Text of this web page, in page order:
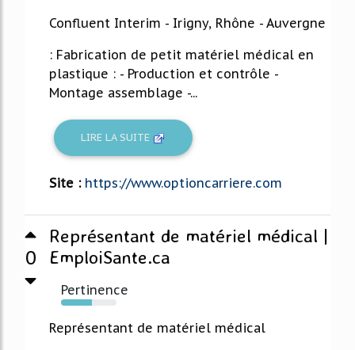
Confluent Interim - Irigny, Rhône - Auvergne
: Fabrication de petit matériel médical en
plastique : - Production et contrôle -
Montage assemblage -...
LIRE LA SUITE
Site : https://www.optioncarriere.com
0
Représentant de matériel médical |
EmploiSante.ca
Pertinence
55%
Représentant de matériel médical